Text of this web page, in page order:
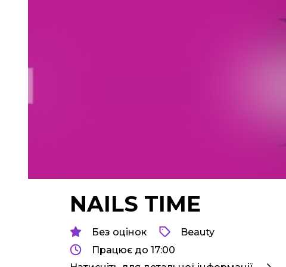
NAILS TIME
Без оцінок
Beauty
Працює до 17:00